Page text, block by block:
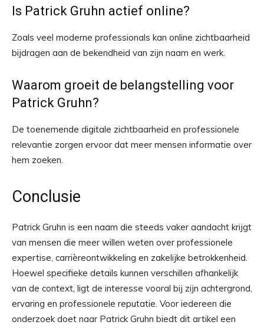
Is Patrick Gruhn actief online?
Zoals veel moderne professionals kan online zichtbaarheid
bijdragen aan de bekendheid van zijn naam en werk.
Waarom groeit de belangstelling voor
Patrick Gruhn?
De toenemende digitale zichtbaarheid en professionele
relevantie zorgen ervoor dat meer mensen informatie over
hem zoeken.
Conclusie
Patrick Gruhn is een naam die steeds vaker aandacht krijgt
van mensen die meer willen weten over professionele
expertise, carrièreontwikkeling en zakelijke betrokkenheid.
Hoewel specifieke details kunnen verschillen afhankelijk
van de context, ligt de interesse vooral bij zijn achtergrond,
ervaring en professionele reputatie. Voor iedereen die
onderzoek doet naar Patrick Gruhn biedt dit artikel een